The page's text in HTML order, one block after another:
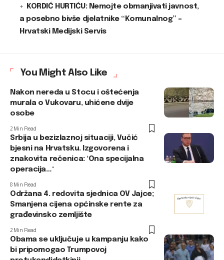
KORDIĆ HURTIĆU: Nemojte obmanjivati javnost,
a posebno bivše djelatnike “Komunalnog” –
Hrvatski Medijski Servis
You Might Also Like
Nakon nereda u Stocu i oštećenja
murala o Vukovaru, uhićene dvije
osobe
2 Min Read
Srbija u bezizlaznoj situaciji, Vučić
bjesni na Hrvatsku. Izgovorena i
znakovita rečenica: ‘Ona specijalna
operacija…‘
8 Min Read
Održana 4. redovita sjednica OV Jajce;
Smanjena cijena općinske rente za
građevinsko zemljište
2 Min Read
Obama se uključuje u kampanju kako
bi pripomogao Trumpovoj